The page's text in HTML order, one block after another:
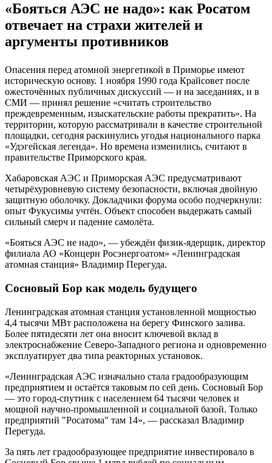
«Бояться АЭС не надо»: как Росатом
отвечает на страхи жителей и
аргументы противников
Опасения перед атомной энергетикой в Приморье имеют
историческую основу. 1 ноября 1990 года Крайсовет после
ожесточённых публичных дискуссий — и на заседаниях, и в
СМИ — принял решение «считать строительство
преждевременным, изыскательские работы прекратить». На
территории, которую рассматривали в качестве строительной
площадки, сегодня раскинулись угодья национального парка
«Удэгейская легенда». Но времена изменились, считают в
правительстве Приморского края.
Хабаровская АЭС и Приморская АЭС предусматривают
четырёхуровневую систему безопасности, включая двойную
защитную оболочку. Докладчики форума особо подчеркнули:
опыт Фукусимы учтён. Объект способен выдержать самый
сильный смерч и падение самолёта.
«Бояться АЭС не надо», — убеждён физик-ядерщик, директор
филиала АО «Концерн Росэнергоатом» «Ленинградская
атомная станция» Владимир Перегуда.
Сосновый Бор как модель будущего
Ленинградская атомная станция установленной мощностью
4,4 тысячи МВт расположена на берегу Финского залива.
Более пятидесяти лет она вносит ключевой вклад в
электроснабжение Северо-Западного региона и одновременно
эксплуатирует два типа реакторных установок.
«Ленинградская АЭС изначально стала градообразующим
предприятием и остаётся таковым по сей день. Сосновый Бор
— это город-спутник с населением 64 тысячи человек и
мощной научно-промышленной и социальной базой. Только
предприятий "Росатома" там 14», — рассказал Владимир
Перегуда.
За пять лет градообразующее предприятие инвестировало в